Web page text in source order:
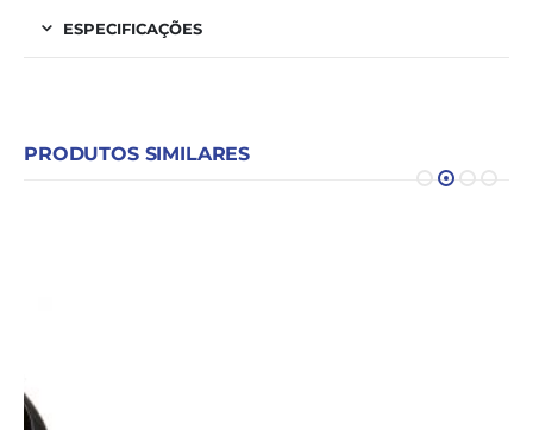
ESPECIFICAÇÕES
PRODUTOS SIMILARES